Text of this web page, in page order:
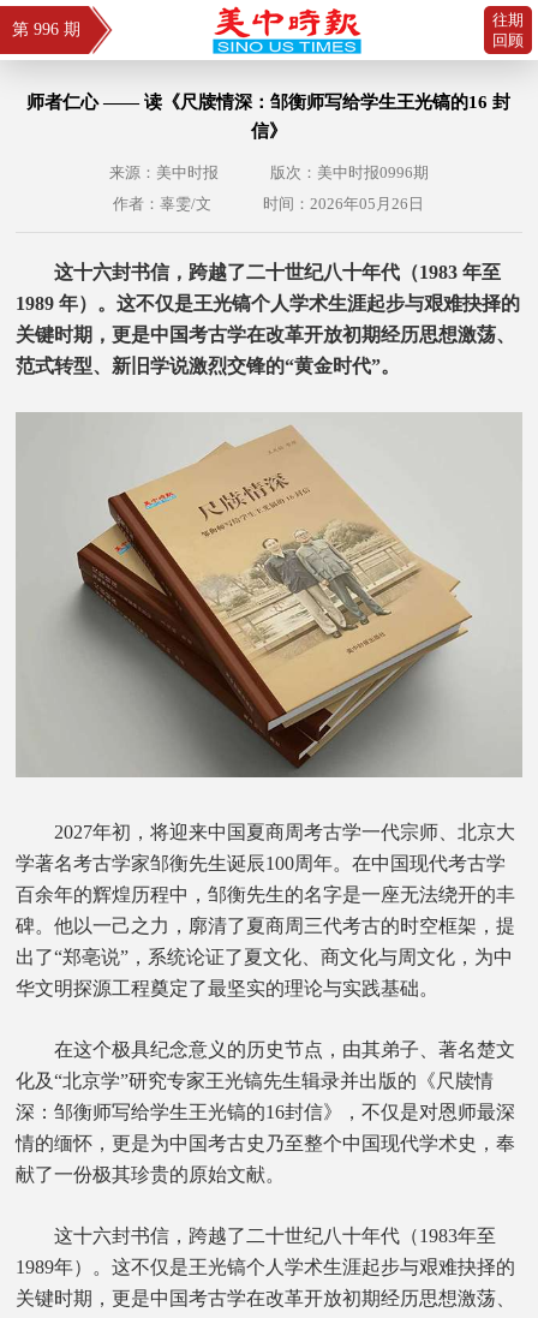
第 996 期
往期
回顾
师者仁心 —— 读《尺牍情深：邹衡师写给学生王光镐的16 封
信》
来源：美中时报
版次：美中时报0996期
作者：辜雯/文
时间：2026年05月26日
这十六封书信，跨越了二十世纪八十年代（1983 年至
1989 年）。这不仅是王光镐个人学术生涯起步与艰难抉择的
关键时期，更是中国考古学在改革开放初期经历思想激荡、
范式转型、新旧学说激烈交锋的“黄金时代”。
2027年初，将迎来中国夏商周考古学一代宗师、北京大
学著名考古学家邹衡先生诞辰100周年。在中国现代考古学
百余年的辉煌历程中，邹衡先生的名字是一座无法绕开的丰
碑。他以一己之力，廓清了夏商周三代考古的时空框架，提
出了“郑亳说”，系统论证了夏文化、商文化与周文化，为中
华文明探源工程奠定了最坚实的理论与实践基础。
在这个极具纪念意义的历史节点，由其弟子、著名楚文
化及“北京学”研究专家王光镐先生辑录并出版的《尺牍情
深：邹衡师写给学生王光镐的16封信》，不仅是对恩师最深
情的缅怀，更是为中国考古史乃至整个中国现代学术史，奉
献了一份极其珍贵的原始文献。
这十六封书信，跨越了二十世纪八十年代（1983年至
1989年）。这不仅是王光镐个人学术生涯起步与艰难抉择的
关键时期，更是中国考古学在改革开放初期经历思想激荡、